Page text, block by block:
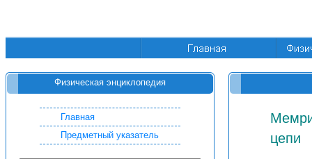
Физическая энциклопедия
Главная
Предметный указатель
цепи